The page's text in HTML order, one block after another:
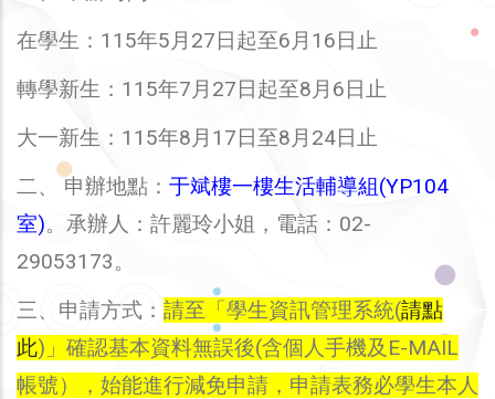
在學生：115年5月27日起至6月16日止
轉學新生：115年7月27日起至8月6日止
大一新生：115年8月17日至8月24日止
二、 申辦地點： 于斌樓一樓生活輔導組(YP104
室)。承辦人：許麗玲小姐，電話：02-
29053173。
三、申請方式： 請至「學生資訊管理系統(請點
此)」確認基本資料無誤後(含個人手機及E-MAIL
帳號），始能進行減免申請，申請表務必學生本人